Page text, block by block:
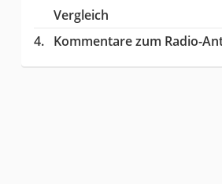
Vergleich
Kommentare zum Radio-